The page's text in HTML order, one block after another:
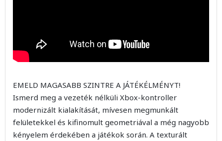
EMELD MAGASABB SZINTRE A JÁTÉKÉLMÉNYT!
Ismerd meg a vezeték nélküli Xbox-kontroller
modernizált kialakítását, mívesen megmunkált
felületekkel és kifinomult geometriával a még nagyobb
kényelem érdekében a játékok során. A texturált